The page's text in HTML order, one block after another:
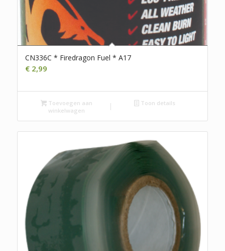
CN336C * Firedragon Fuel * A17
€2,99
Toevoegen aan
winkelwagen
Toon details